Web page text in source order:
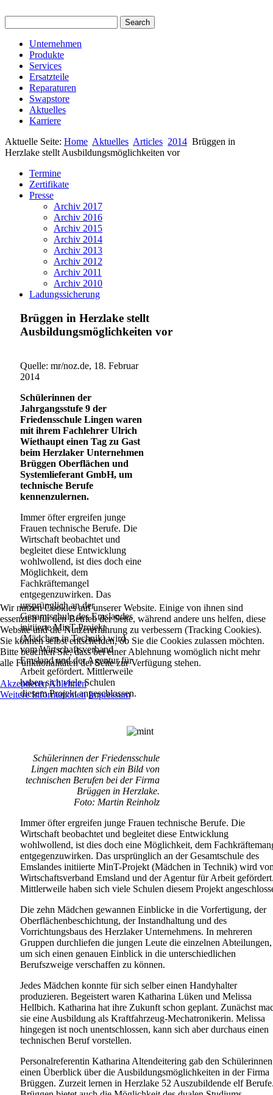
Unternehmen
Produkte
Services
Ersatzteile
Reparaturen
Swapstore
Aktuelles
Karriere
Aktuelle Seite: Home Aktuelles Articles 2014 Brüggen in
Herzlake stellt Ausbildungsmöglichkeiten vor
Termine
Zertifikate
Presse
Archiv 2017
Archiv 2016
Archiv 2015
Archiv 2014
Archiv 2013
Archiv 2012
Archiv 2011
Archiv 2010
Ladungssicherung
Brüggen in Herzlake stellt
Ausbildungsmöglichkeiten vor
Quelle: mr/noz.de, 18. Februar
2014
Schülerinnen der
Jahrgangsstufe 9 der
Friedensschule Lingen waren
mit ihrem Fachlehrer Ulrich
Wiethaupt einen Tag zu Gast
beim Herzlaker Unternehmen
Brüggen Oberflächen und
Systemlieferant GmbH, um
technische Berufe
kennenzulernen.
Immer öfter ergreifen junge
Frauen technische Berufe. Die
Wirtschaft beobachtet und
begleitet diese Entwicklung
wohlwollend, ist dies doch eine
Möglichkeit, dem
Fachkräftemangel
entgegenzuwirken. Das
ursprünglich an der
Gesamtschule des Emslandes
initiierte MinT-Projekt
(Mädchen in Technik) wird
vom Wirtschaftsverband
Emsland und der Agentur für
Arbeit gefördert. Mittlerweile
haben sich viele Schulen
diesem Projekt angeschlossen.
Schülerinnen der Friedensschule
Lingen machten sich ein Bild von
technischen Berufen bei der Firma
Brüggen in Herzlake.
Foto: Martin Reinholz
Immer öfter ergreifen junge Frauen technische Berufe. Die
Wirtschaft beobachtet und begleitet diese Entwicklung
wohlwollend, ist dies doch eine Möglichkeit, dem
entgegenzuwirken. Das ursprünglich an der Gesamtschule des
Emslandes initiierte MinT-Projekt (Mädchen in Technik) wird
Wirtschaftsverband Emsland und der Agentur für Arbeit
Mittlerweile haben sich viele Schulen diesem Projekt
Die zehn Mädchen gewannen Einblicke in die Vorfertigung, der
Oberflächenbeschichtung, der Instandhaltung und des
Vorrichtungsbaus des Herzlaker Unternehmens. In mehreren
Gruppen durchliefen die jungen Leute die einzelnen Abteilungen,
um sich einen genauen Einblick in die unterschiedlichen
Berufszweige verschaffen zu können.
Jedes Mädchen konnte für sich selber einen Handyhalter
produzieren. Begeistert waren Katharina Lüken und Melissa
Hellbich. Katharina hat ihre Zukunft schon geplant. Zunächst
sie eine Ausbildung als Kraftfahrzeug-Mechatronikerin. Melissa
hingegen ist noch unentschlossen, kann sich aber durchaus einen
technischen Beruf vorstellen.
Personalreferentin Katharina Altendeitering gab den Schülerinnen
einen Überblick über die Ausbildungsmöglichkeiten in der Firma
Brüggen. Zurzeit lernen in Herzlake 52 Auszubildende elf
Wir nutzen Cookies auf unserer Website. Einige von ihnen sind
essenziell für den Betrieb der Seite, während andere uns helfen, diese
Website und die Nutzererfahrung zu verbessern (Tracking Cookies).
Sie können selbst entscheiden, ob Sie die Cookies zulassen möchten.
Bitte beachten Sie, dass bei einer Ablehnung womöglich nicht mehr
alle Funktionalitäten der Seite zur Verfügung stehen.
AkzeptierenAblehnen
Weitere Informationen Impressum